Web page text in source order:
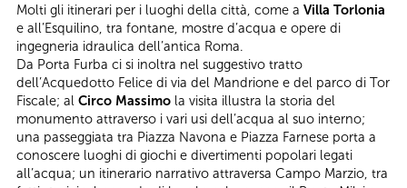
Molti gli itinerari per i luoghi della città, come a Villa Torlonia
e all’Esquilino, tra fontane, mostre d’acqua e opere di
ingegneria idraulica dell’antica Roma.
Da Porta Furba ci si inoltra nel suggestivo tratto
dell’Acquedotto Felice di via del Mandrione e del parco di Tor
Fiscale; al Circo Massimo la visita illustra la storia del
monumento attraverso i vari usi dell’acqua al suo interno;
una passeggiata tra Piazza Navona e Piazza Farnese porta a
conoscere luoghi di giochi e divertimenti popolari legati
all’acqua; un itinerario narrativo attraversa Campo Marzio, tra